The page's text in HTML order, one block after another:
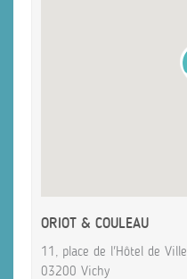
ORIOT & COULEAU
11, place de l'Hôtel de Ville
03200 Vichy